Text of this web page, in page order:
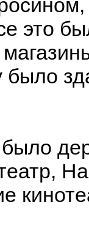
это
было